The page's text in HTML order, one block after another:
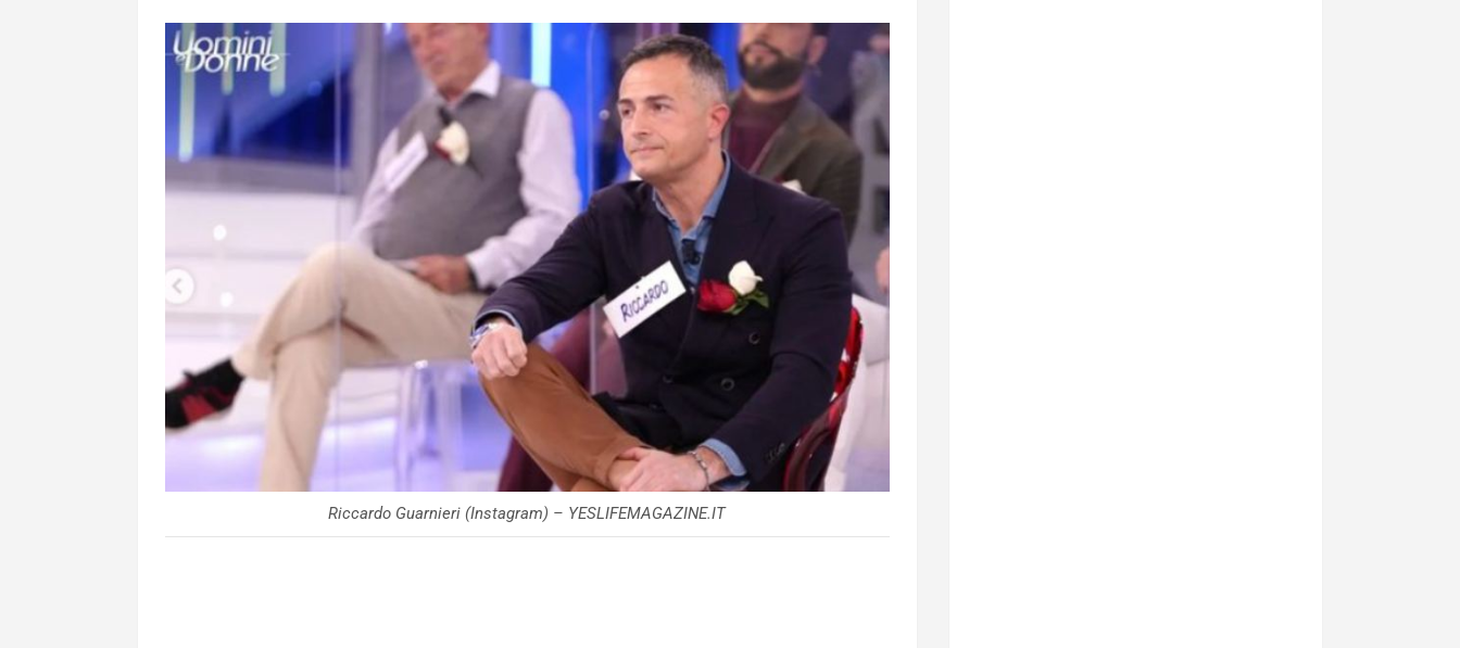
Riccardo Guarnieri (Instagram) – YESLIFEMAGAZINE.IT